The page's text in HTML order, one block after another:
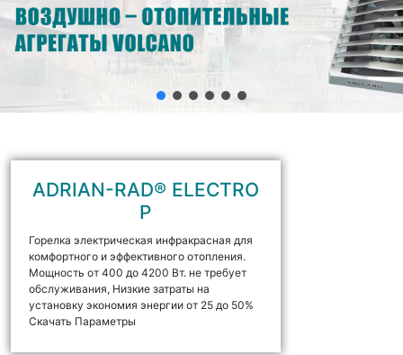
ADRIAN-RAD® ELECTRO
P
Горелка электрическая инфракрасная для
комфортного и эффективного отопления.
Мощность от 400 до 4200 Вт. не требует
обслуживания, Низкие затраты на
установку экономия энергии от 25 до 50%
Скачать Параметры